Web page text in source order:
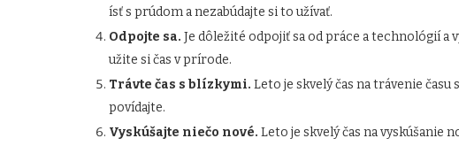
ísť s prúdom a nezabúdajte si to užívať.
Odpojte sa. Je dôležité odpojiť sa od práce a technológií a
užite si čas v prírode.
Trávte čas s blízkymi. Leto je skvelý čas na trávenie
povídajte.
Vyskúšajte niečo nové. Leto je skvelý čas na vyskúšanie